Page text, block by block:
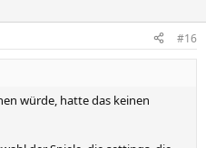
#16
würde, hatte das keinen